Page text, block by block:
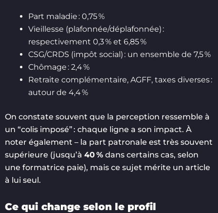
Part maladie : 0,75 %
Vieillesse (plafonnée/déplafonnée) :
respectivement 0,3 % et 6,85 %
CSG/CRDS (impôt social) : un ensemble de 7,5 %
Chômage : 2,4 %
Retraite complémentaire, AGFF, taxes diverses :
autour de 4,4 %
On constate souvent que la perception ressemble à
un “colis imposé” : chaque ligne a son impact. À
noter également – la part patronale est très souvent
supérieure (jusqu’à 40 % dans certains cas, selon
une formatrice paie), mais ce sujet mérite un article
à lui seul.
Ce qui change selon le profil